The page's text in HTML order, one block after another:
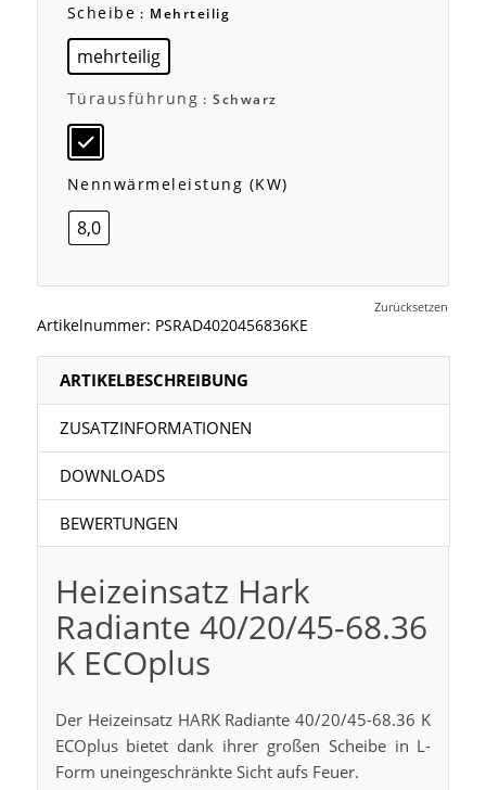
Scheibe : Mehrteilig
mehrteilig
Türausführung : Schwarz
Nennwärmeleistung (kW)
8,0
Zurücksetzen
Artikelnummer: PSRAD4020456836KE
ARTIKELBESCHREIBUNG
ZUSATZINFORMATIONEN
DOWNLOADS
BEWERTUNGEN
Heizeinsatz Hark
Radiante 40/20/45-68.36
K ECOplus
Der Heizeinsatz HARK Radiante 40/20/45-68.36 K
ECOplus bietet dank ihrer großen Scheibe in L-
Form uneingeschränkte Sicht aufs Feuer.